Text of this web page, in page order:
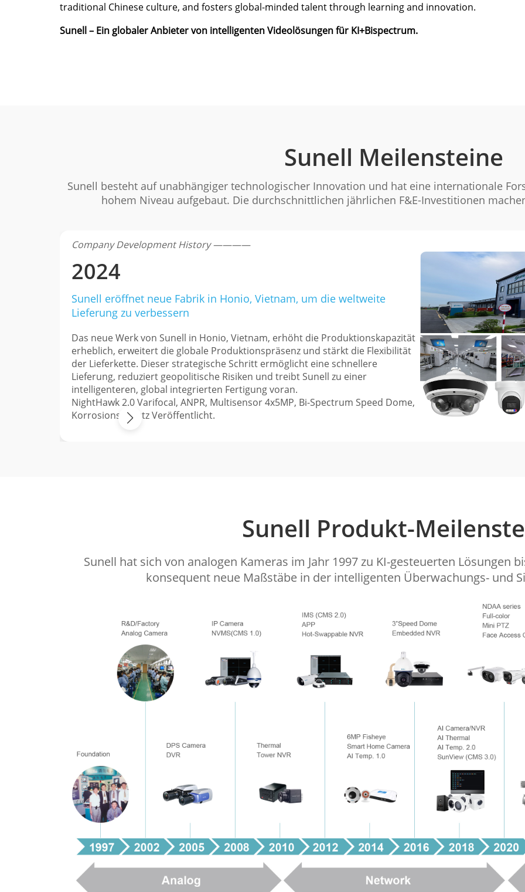
traditional Chinese culture, and fosters global-minded talent through learning and innovation.
Sunell – Ein globaler Anbieter von intelligenten Videolösungen für KI+Bispectrum.
Sunell Meilensteine
Sunell besteht auf unabhängiger technologischer Innovation und hat eine internationale
hohem Niveau aufgebaut. Die durchschnittlichen jährlichen F&E-Investitionen
Company Development History ————
2024
Sunell eröffnet neue Fabrik in Honio, Vietnam, um die weltweite
Lieferung zu verbessern
Das neue Werk von Sunell in Honio, Vietnam, erhöht die Produktionskapazität
erheblich, erweitert die globale Produktionspräsenz und stärkt die Flexibilität
der Lieferkette. Dieser strategische Schritt ermöglicht eine schnellere
Lieferung, reduziert geopolitische Risiken und treibt Sunell zu einer
intelligenteren, global integrierten Fertigung voran.
NightHawk 2.0 Varifocal, ANPR, Multisensor 4x5MP, Bi-Spectrum Speed Dome,
Korrosionsschutz Veröffentlicht.
Sunell Produkt-
Sunell hat sich von analogen Kameras im Jahr 1997 zu KI-gesteuerten Lösungen
konsequent neue Maßstäbe in der intelligenten Überwachungs- und